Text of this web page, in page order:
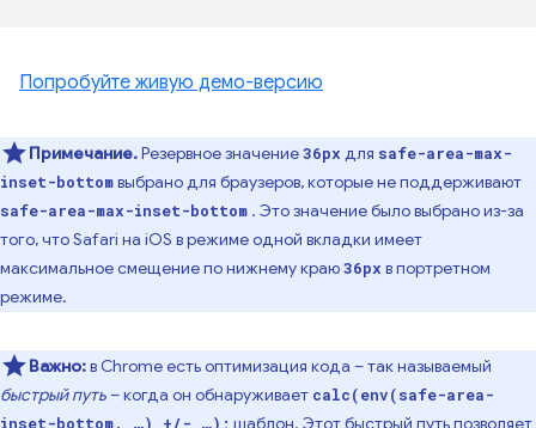
Попробуйте живую демо-версию
Примечание.Резервное значение36px для safe-area-max-
inset-bottomвыбрано для браузеров, которые не поддерживают
safe-area-max-inset-bottom . Это значение было выбрано из-за
того, что Safari на iOS в режиме одной вкладки имеет
максимальное смещение по нижнему краю36px в портретном
режиме.
Важно:в Chrome есть оптимизация кода – так называемый
быстрый путь – когда он обнаруживает calc(env(safe-area-
inset-bottom, …) +/- …);